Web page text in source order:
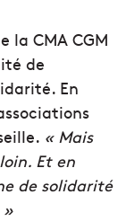
la CMA CGM
de
En
« Mais
Et en
de solidarité
»